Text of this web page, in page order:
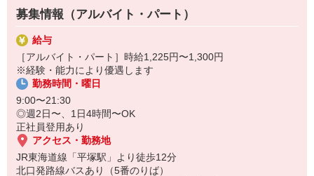
募集情報（アルバイト・パート）
給与
［アルバイト・パート］時給1,225円〜1,300円
※経験・能力により優遇します
勤務時間・曜日
9:00〜21:30
◎週2日〜、1日4時間〜OK
正社員登用あり
アクセス・勤務地
JR東海道線「平塚駅」より徒歩12分
北口発路線バスあり（5番のりば）